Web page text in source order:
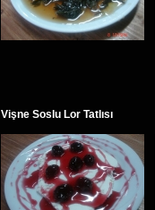
Vişne Soslu Lor Tatlısı